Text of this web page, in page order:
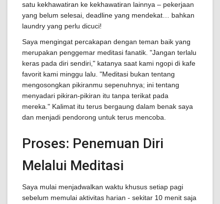
satu kekhawatiran ke kekhawatiran lainnya – pekerjaan
yang belum selesai, deadline yang mendekat… bahkan
laundry yang perlu dicuci!
Saya mengingat percakapan dengan teman baik yang
merupakan penggemar meditasi fanatik. "Jangan terlalu
keras pada diri sendiri," katanya saat kami ngopi di kafe
favorit kami minggu lalu. "Meditasi bukan tentang
mengosongkan pikiranmu sepenuhnya; ini tentang
menyadari pikiran-pikiran itu tanpa terikat pada
mereka." Kalimat itu terus bergaung dalam benak saya
dan menjadi pendorong untuk terus mencoba.
Proses: Penemuan Diri
Melalui Meditasi
Saya mulai menjadwalkan waktu khusus setiap pagi
sebelum memulai aktivitas harian - sekitar 10 menit saja